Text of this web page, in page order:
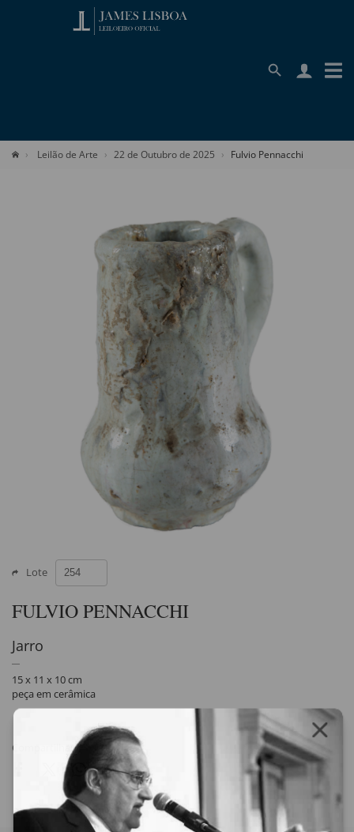
Leilão de Arte 22 de Outubro de 2025 Fulvio Pennacchi
Lote
FULVIO PENNACCHI
Jarro
15 x 11 x 10 cm
peça em cerâmica
Compartilhar